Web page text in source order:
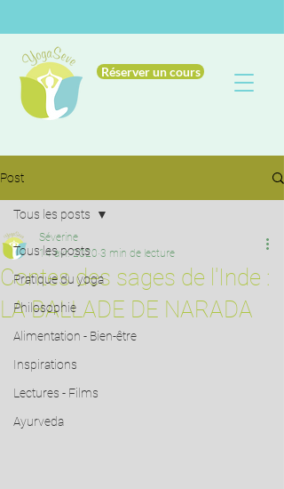
Réserver un cours
Post
Tous les posts
Pratique du yoga
Philosophie
Alimentation - Bien-être
Inspirations
Lectures - Films
Ayurveda
Tous les posts
Contes des sages de l'Inde :
LA BALLADE DE NARADA
Séverine
14 avr. 2020 3 min de lecture